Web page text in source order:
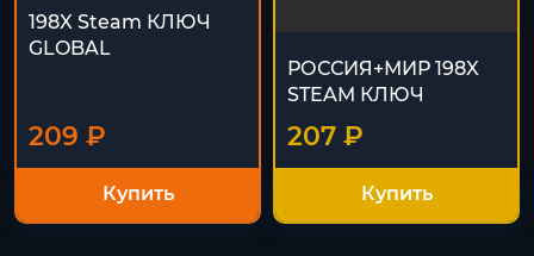
198X Steam КЛЮЧ
GLOBAL
209 ₽
Купить
РОССИЯ+МИР 198X
STEAM КЛЮЧ
207 ₽
Купить